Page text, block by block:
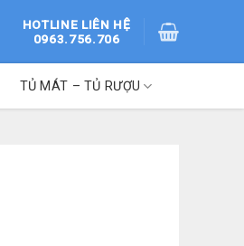
HOTLINE LIÊN HỆ
0963.756.706
TỦ MÁT – TỦ RƯỢU